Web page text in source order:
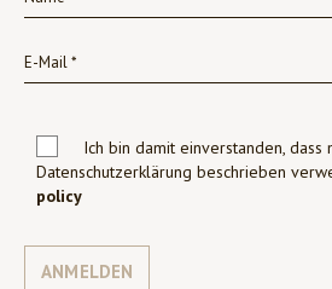
Ich bin damit einverstanden,
Datenschutzerklärung beschrieben
policy
ANMELDEN